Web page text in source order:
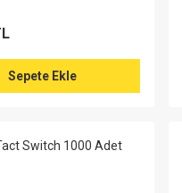
Sepete Ekle
Switch 1000 Adet